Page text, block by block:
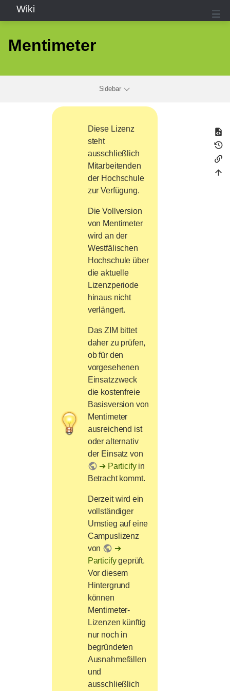
Wiki
Mentimeter
Sidebar
Diese Lizenz
steht
ausschließlich
Mitarbeitenden
der Hochschule
zur Verfügung.
Die Vollversion
von Mentimeter
wird an der
Westfälischen
Hochschule über
die aktuelle
Lizenzperiode
hinaus nicht
verlängert.
Das ZIM bittet
daher zu prüfen,
ob für den
vorgesehenen
Einsatzzweck
die kostenfreie
Basisversion von
Mentimeter
ausreichend ist
oder alternativ
der Einsatz von
Particifyin
Betracht kommt.
Derzeit wird ein
vollständiger
Umstieg auf eine
Campuslizenz
von
Particifygeprüft.
Vor diesem
Hintergrund
können
Mentimeter-
Lizenzen künftig
nur noch in
begründeten
Ausnahmefällen
und
ausschließlich